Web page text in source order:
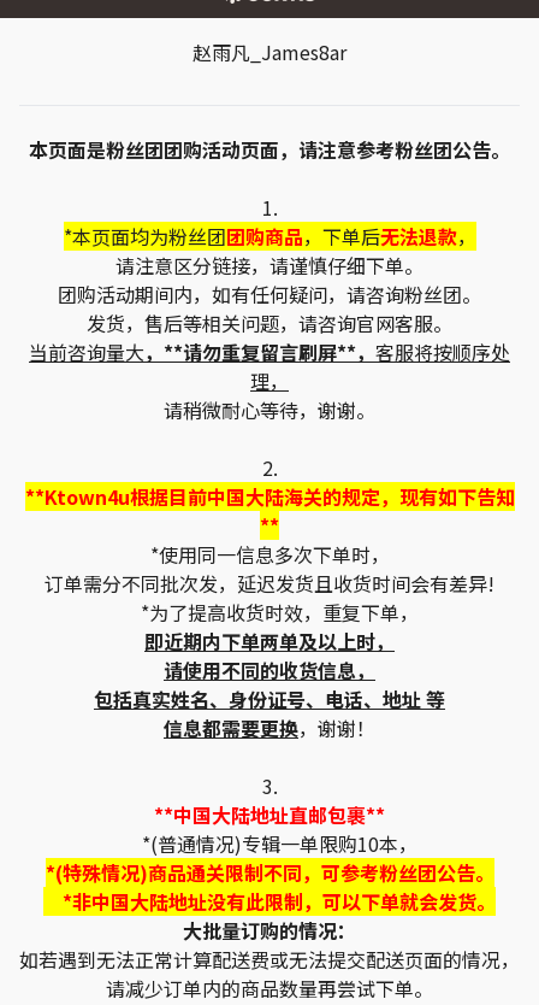
赵雨凡_James8ar
本页面是粉丝团团购活动页面，请注意参考粉丝团公告。
1.
*本页面均为粉丝团团购商品，下单后无法退款，
请注意区分链接，请谨慎仔细下单。
团购活动期间内，如有任何疑问，请咨询粉丝团。
发货，售后等相关问题，请咨询官网客服。
当前咨询量大，**请勿重复留言刷屏**， 客服将按顺序处
理，
请稍微耐心等待，谢谢。
2.
**Ktown4u根据目前中国大陆海关的规定，现有如下告知
**
*使用同一信息多次下单时，
订单需分不同批次发，延迟发货且收货时间会有差异!
*为了提高收货时效，重复下单，
即近期内下单两单及以上时，
请使用不同的收货信息，
包括真实姓名、身份证号、电话、地址 等
信息都需要更换，谢谢！
3.
**中国大陆地址直邮包裹**
*(普通情况)专辑一单限购10本，
*(特殊情况)商品通关限制不同，可参考粉丝团公告。
*非中国大陆地址没有此限制，可以下单就会发货。
大批量订购的情况：
如若遇到无法正常计算配送费或无法提交配送页面的情况，
请减少订单内的商品数量再尝试下单。